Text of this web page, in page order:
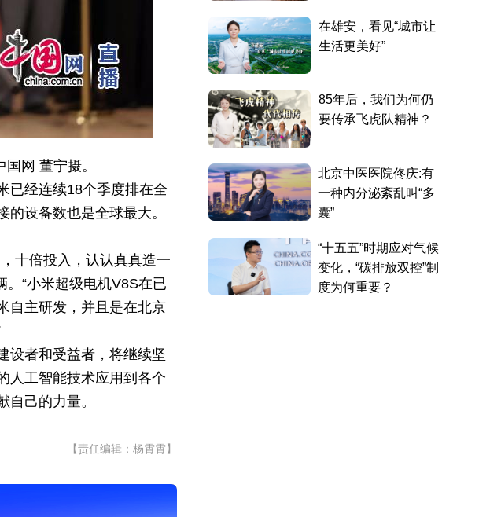
网 董宁摄。
已经连续18个季度排在全
设备数也是全球最大。
十倍投入，认认真真造一
“小米超级电机V8S在已
自主研发，并且是在北京
设者和受益者，将继续坚
人工智能技术应用到各个
己的力量。
【责任编辑：杨霄霄】